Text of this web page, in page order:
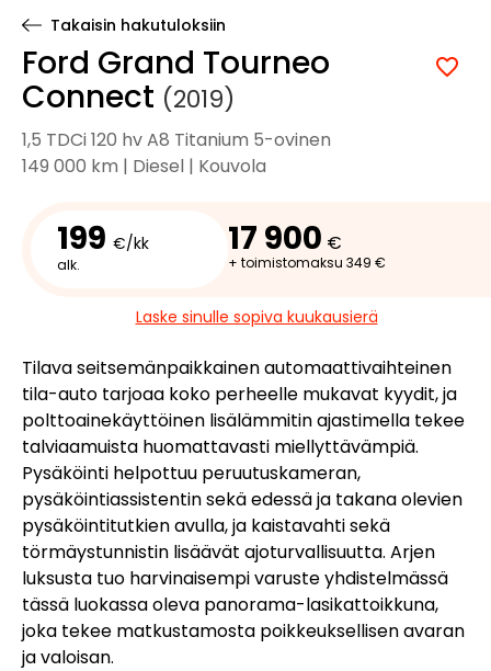
Takaisin hakutuloksiin
Ford Grand Tourneo
Connect (2019)
1,5 TDCi 120 hv A8 Titanium 5-ovinen
149 000 km | Diesel | Kouvola
199 €/kk
alk.
17 900 €
+ toimistomaksu 349 €
Laske sinulle sopiva kuukausierä
Tilava seitsemänpaikkainen automaattivaihteinen
tila-auto tarjoaa koko perheelle mukavat kyydit, ja
polttoainekäyttöinen lisälämmitin ajastimella tekee
talviaamuista huomattavasti miellyttävämpiä.
Pysäköinti helpottuu peruutuskameran,
pysäköintiassistentin sekä edessä ja takana olevien
pysäköintitutkien avulla, ja kaistavahti sekä
törmäystunnistin lisäävät ajoturvallisuutta. Arjen
luksusta tuo harvinaisempi varuste yhdistelmässä
tässä luokassa oleva panorama-lasikattoikkuna,
joka tekee matkustamosta poikkeuksellisen avaran
ja valoisan.